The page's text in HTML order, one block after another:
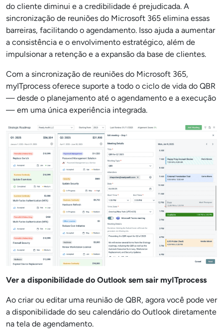
do cliente diminui e a credibilidade é prejudicada. A
sincronização de reuniões do Microsoft 365 elimina essas
barreiras, facilitando o agendamento. Isso ajuda a aumentar
a consistência e o envolvimento estratégico, além de
impulsionar a retenção e a expansão da base de clientes.
Com a sincronização de reuniões do Microsoft 365,
myITprocess oferece suporte a todo o ciclo de vida do QBR
— desde o planejamento até o agendamento e a execução
— em uma única experiência integrada.
Ver a disponibilidade do Outlook sem sair myITprocess
Ao criar ou editar uma reunião de QBR, agora você pode ver
a disponibilidade do seu calendário do Outlook diretamente
na tela de agendamento.